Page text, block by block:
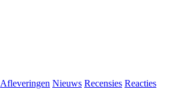
Afleveringen Nieuws Recensies Reacties